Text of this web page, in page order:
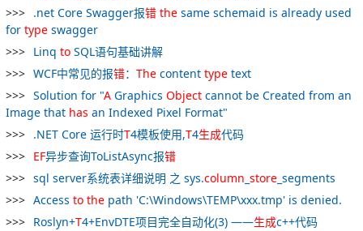
.net Core Swagger报错 the same schemaid is already used
for type swagger
Linq to SQL语句基础讲解
WCF中常见的报错： The content type text
Solution for "A Graphics Object cannot be Created from an
Image that has an Indexed Pixel Format"
.NET Core 运行时T4模板使用,T4生成代码
EF异步查询ToListAsync报错
sql server系统表详细说明 之 sys.column store _segments
Access to the path 'C:\Windows\TEMP\xxx.tmp' is denied.
Roslyn+T4+EnvDTE项目完全自动化(3) ——生成c++代码